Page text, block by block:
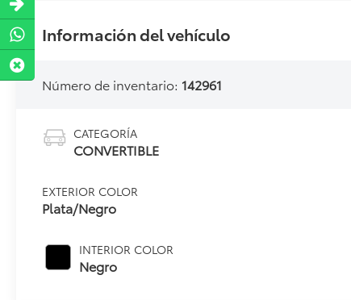
Información del vehículo
Número de inventario: 142961
CATEGORÍA
CONVERTIBLE
EXTERIOR COLOR
Plata/Negro
INTERIOR COLOR
Negro